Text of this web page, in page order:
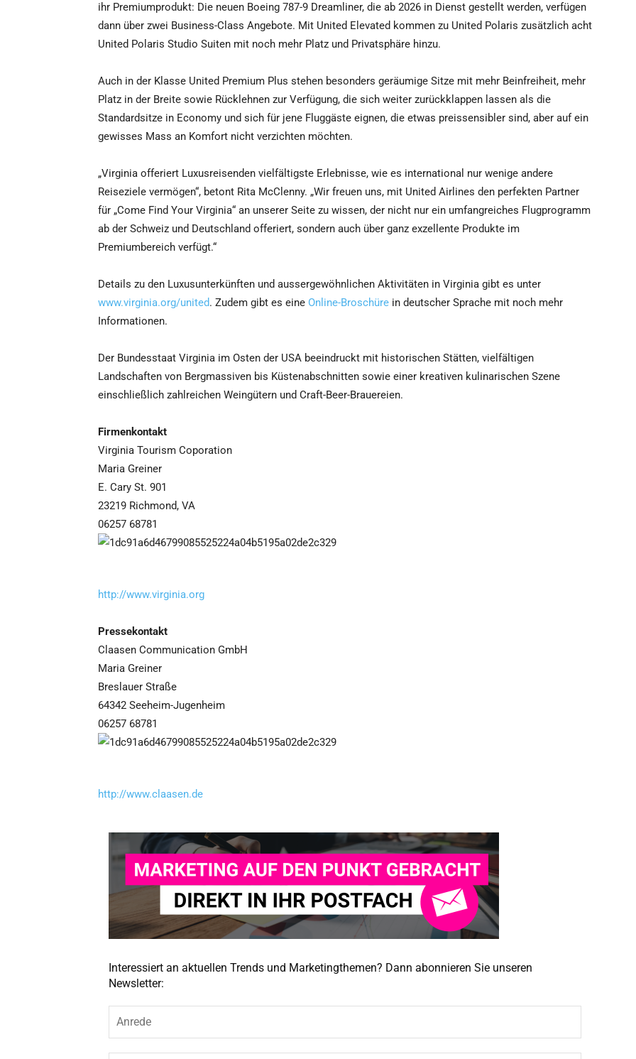
ihr Premiumprodukt: Die neuen Boeing 787-9 Dreamliner, die ab 2026 in Dienst gestellt werden, verfügen
dann über zwei Business-Class Angebote. Mit United Elevated kommen zu United Polaris zusätzlich acht
United Polaris Studio Suiten mit noch mehr Platz und Privatsphäre hinzu.
Auch in der Klasse United Premium Plus stehen besonders geräumige Sitze mit mehr Beinfreiheit, mehr
Platz in der Breite sowie Rücklehnen zur Verfügung, die sich weiter zurückklappen lassen als die
Standardsitze in Economy und sich für jene Fluggäste eignen, die etwas preissensibler sind, aber auf ein
gewisses Mass an Komfort nicht verzichten möchten.
„Virginia offeriert Luxusreisenden vielfältigste Erlebnisse, wie es international nur wenige andere
Reiseziele vermögen“, betont Rita McClenny. „Wir freuen uns, mit United Airlines den perfekten Partner
für „Come Find Your Virginia“ an unserer Seite zu wissen, der nicht nur ein umfangreiches Flugprogramm
ab der Schweiz und Deutschland offeriert, sondern auch über ganz exzellente Produkte im
Premiumbereich verfügt.“
Details zu den Luxusunterkünften und aussergewöhnlichen Aktivitäten in Virginia gibt es unter
www.virginia.org/united. Zudem gibt es eine Online-Broschüre in deutscher Sprache mit noch mehr
Informationen.
Der Bundesstaat Virginia im Osten der USA beeindruckt mit historischen Stätten, vielfältigen
Landschaften von Bergmassiven bis Küstenabschnitten sowie einer kreativen kulinarischen Szene
einschließlich zahlreichen Weingütern und Craft-Beer-Brauereien.
Firmenkontakt
Virginia Tourism Coporation
Maria Greiner
E. Cary St. 901
23219 Richmond, VA
06257 68781
http://www.virginia.org
Pressekontakt
Claasen Communication GmbH
Maria Greiner
Breslauer Straße
64342 Seeheim-Jugenheim
06257 68781
http://www.claasen.de
Interessiert an aktuellen Trends und Marketingthemen? Dann abonnieren Sie unseren
Newsletter: